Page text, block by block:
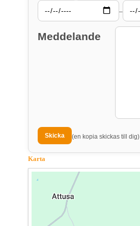
–
Meddelande
(en kopia skickas till dig)
Karta